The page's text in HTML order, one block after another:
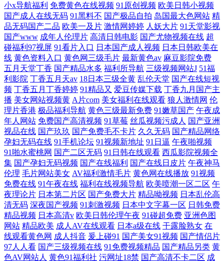
小x导航福利 免费黄色在线视频 91原创视频 欧美日韩小视频
国产成人在线无码 91黑料不 国产极品自拍 岛国最大色网站 精
品无码国产二品 欧美一及片 激情网婷婷 人妖大片 91天堂影视
国产www 成年人伦理片 高清日韩电影 国产尤物视频在线 超
碰福利97视屏 91看片入口 日本国产成人视频 日本日韩欧美在
线 黄色资料入口 黄色网三级毛片 最新黄色av 麻豆影院免费
五月天堂丁香 国产精品水多 福利所导航 三级视频网站J 51福
利影院 丁香五月天av 18日本三级全黄 乱伦天堂 国产在线短视
频 丁香五月丁香婷婷 91精品又 爱豆传媒下载 丁香九月国产主
播 美女网站视频黄 A片com 美女福利在线观看 狼人激情网 伦
理片香港 极品福利导航 黄色三级最新免费 91嫩草国产 午夜成
年人网站 免费国产高清视频 91草莓 丝瓜视频污成人 国产亚洲
视品在线 国产玖玖 国产免费毛不卡片 久久无码 国产精品网络
孕妇无码在线 91手机论坛 91视频新地址 91日逼 午夜啪视频
91啪水蜜桃网 国产二区无码 91日韩在线观看 西瓜影院视频全
集 国产孕妇无码视频 国产在线福利 国产在线日皮片 午夜神马
伦理 毛片网站美女 AV福利激情毛片 黄色网在线播放 91视频
免费在线 91午夜在线 福利在线视频导航 欧美喷潮一区二区 午
夜理论片 日本第二片区 国产免费大片 精品呦视频 日本乱伦高
清无码 深夜国产视频 91刺激视频 日本中文字幕一区 日韩免费
精品视频 日本高清v 欧美日韩伦理午夜 91碰超免费 亚洲色图
网站 精品欧美 成人AV在线观看 日本a级在线 干露脸熟女 在
线观看黄色网 成人抖音 爰上碰91 国产美女91视频 国产情侣片
97人人看 国产三级视频在线 91免费视频精品 国产精品另类 黄
色AV网站人 黄色91福利社 污网址18禁 国产高清不卡二区 成